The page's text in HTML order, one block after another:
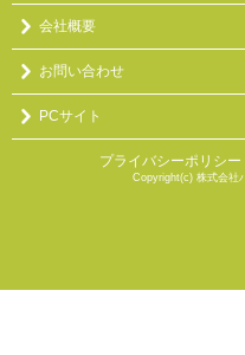
会社概要
お問い合わせ
PCサイト
プライバシーポリシー
Copyright(c) 株式会社